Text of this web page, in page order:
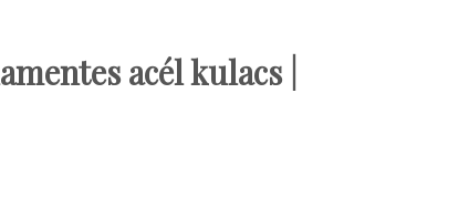
acél kulacs |